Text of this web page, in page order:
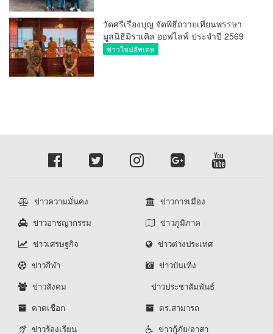
วัดศรีเรืองบุญ จัดพิธีถวายเทียนพรรษา
มูลนิธิมิราเคิล ออฟไลฟ์ ประจำปี 2569
พล.ต.ต.ศิริวัฒน์ ดีพอ ให้เกียรติเป็น
ข่าวใหม่อัพเดท
ข่าวความมั่นคง
ข่าวการเมือง
ข่าวอาชญากรรม
ข่าวภูมิภาค
ข่าวเศรษฐกิจ
ข่าวต่างประเทศ
ข่าวกีฬา
ข่าวบันเทิง
ข่าวสังคม
ข่าวประชาสัมพันธ์
คาดเชือก
ดร.สามารถ
ข่าวร้องเรียน
ข่าวกู้ภัย/อาสา